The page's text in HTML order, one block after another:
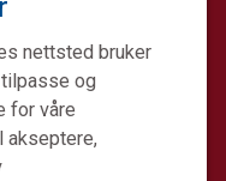
nettsted bruker
og
for våre
akseptere,